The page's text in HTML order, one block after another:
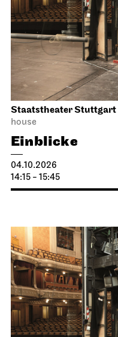
Staatstheater Stuttgart
house
Einblicke
04.10.2026
14:15 - 15:45